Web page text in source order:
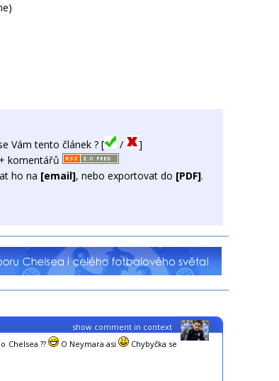
Vám tento článek ? [ /
]
komentářů
ho na [email], nebo exportovat do [PDF].
show comment in context
Chelsea ?? O Neymara asi
Chybyčka se